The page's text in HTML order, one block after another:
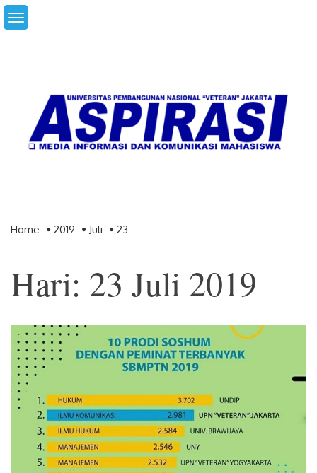
Skip
to
Home 2019 Juli 23
Hari: 23 Juli 2019